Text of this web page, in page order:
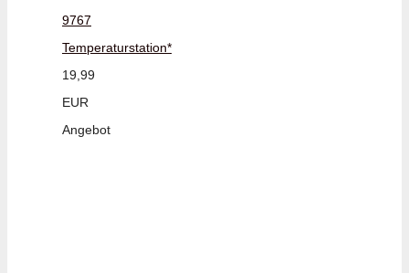
9767
Temperaturstation*
19,99
EUR
Angebot